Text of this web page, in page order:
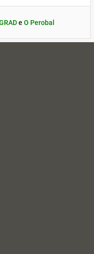
e O Perobal